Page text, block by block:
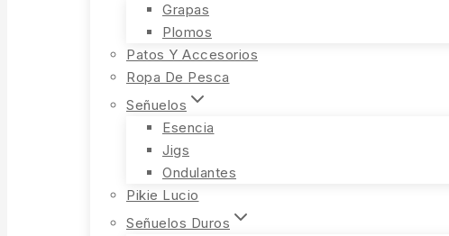
Grapas
Plomos
Patos Y Accesorios
Ropa De Pesca
Señuelos
Esencia
Jigs
Ondulantes
Pikie Lucio
Señuelos Duros